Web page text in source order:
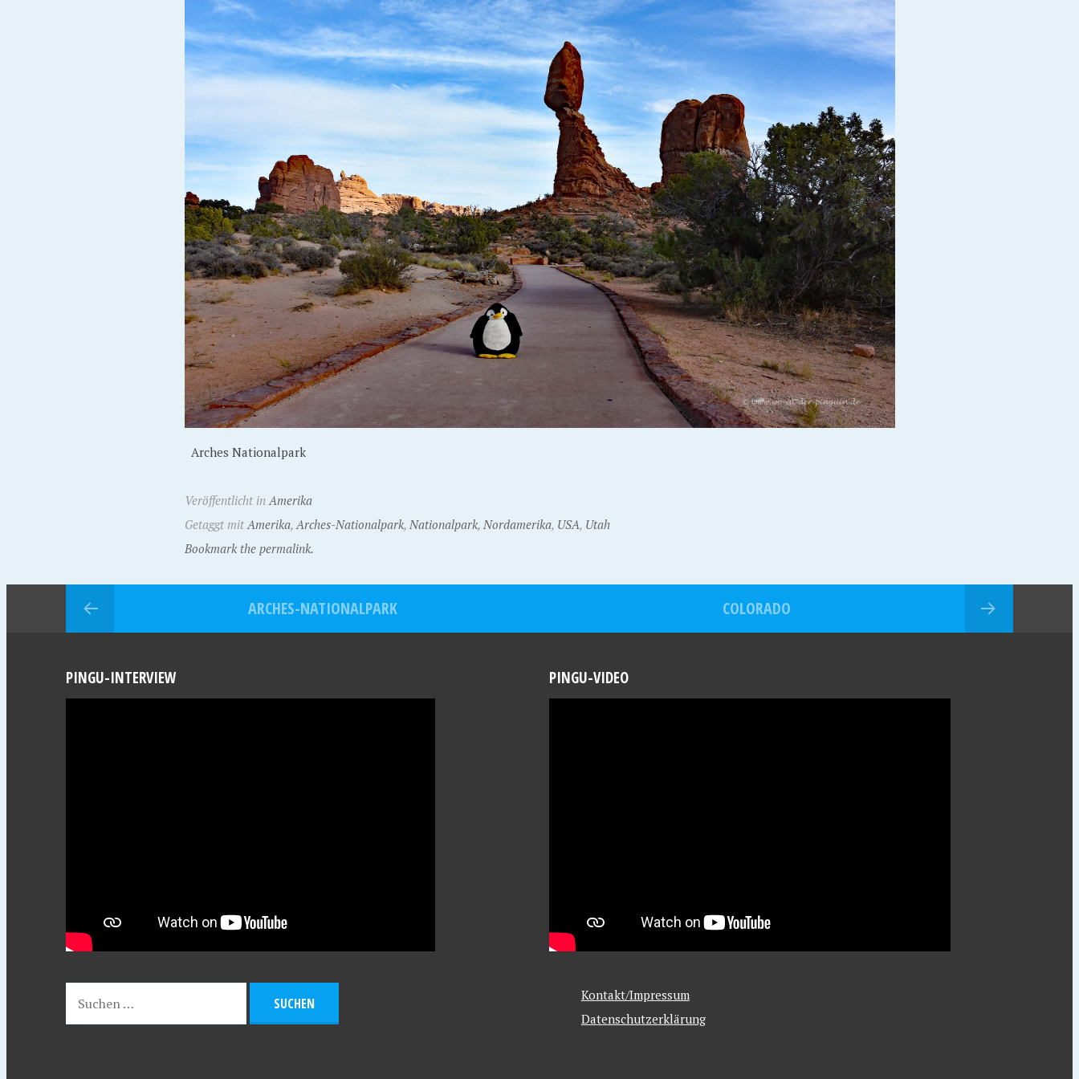
Arches Nationalpark
Veröffentlicht inAmerika
Getaggt mitAmerika,Arches-Nationalpark, Nationalpark, Nordamerika, USA, Utah
Bookmark the permalink.
ARCHES-NATIONALPARK COLORADO
PINGU-INTERVIEW PINGU-VIDEO
Kontakt/Impressum
Datenschutzerklärung